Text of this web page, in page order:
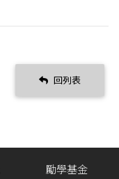
回列表
勵學基金